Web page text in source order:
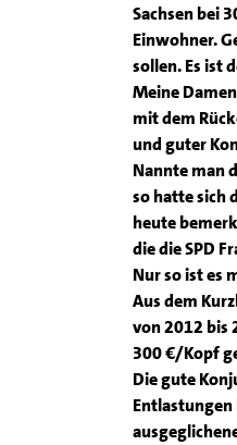
Sachsen bei
Einwohner.
sollen. Es ist
Meine
mit dem
und guter
Nannte man
so hatte sich
heute
die die SPD
Nur so ist es
Aus dem
von 2012 bis
300 €/Kopf
Die gute
Entlastungen